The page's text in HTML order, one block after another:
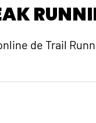
de Trail